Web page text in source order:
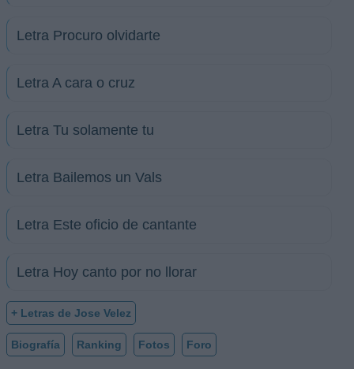
Letra Procuro olvidarte
Letra A cara o cruz
Letra Tu solamente tu
Letra Bailemos un Vals
Letra Este oficio de cantante
Letra Hoy canto por no llorar
+ Letras de Jose Velez
Biografía Ranking Fotos Foro